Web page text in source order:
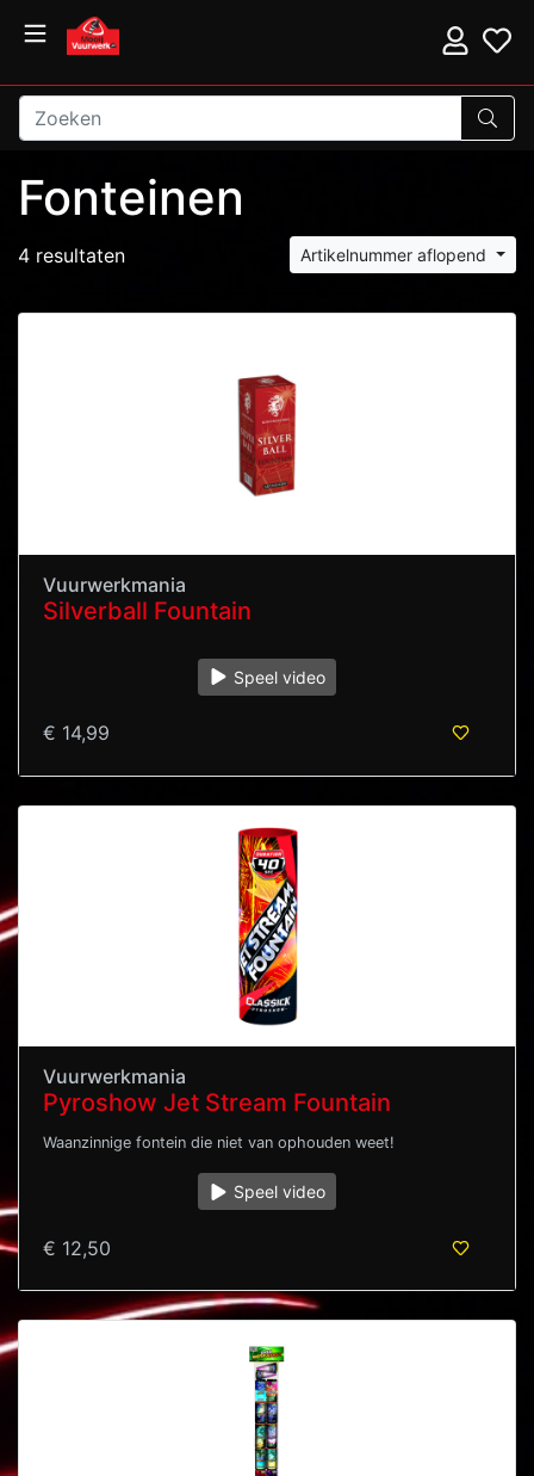
Fonteinen
4 resultaten Artikelnummer aflopend
Vuurwerkmania
Silverball Fountain
Speel video
€ 14,99
Vuurwerkmania
Pyroshow Jet Stream Fountain
Waanzinnige fontein die niet van ophouden weet!
Speel video
€ 12,50